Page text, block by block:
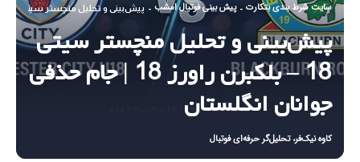
سایت شرط بندی بتکارت - پیش بینی فوتبال امشب - پیش‌بینی و تحلیل منچستر سیتی 18 – بلکبرن راورز 18 | جام حذفی جوانان انگلستان
پیش‌بینی و تحلیل منچستر سیتی
18 – بلکبرن راورز 18 | جام حذفی
جوانان انگلستان
کاوه نیک‌فر، تحلیل‌گر حرفه‌ای فوتبال